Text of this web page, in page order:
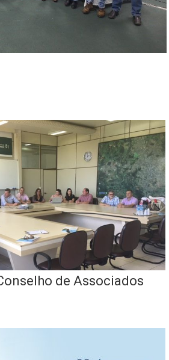
de Associados